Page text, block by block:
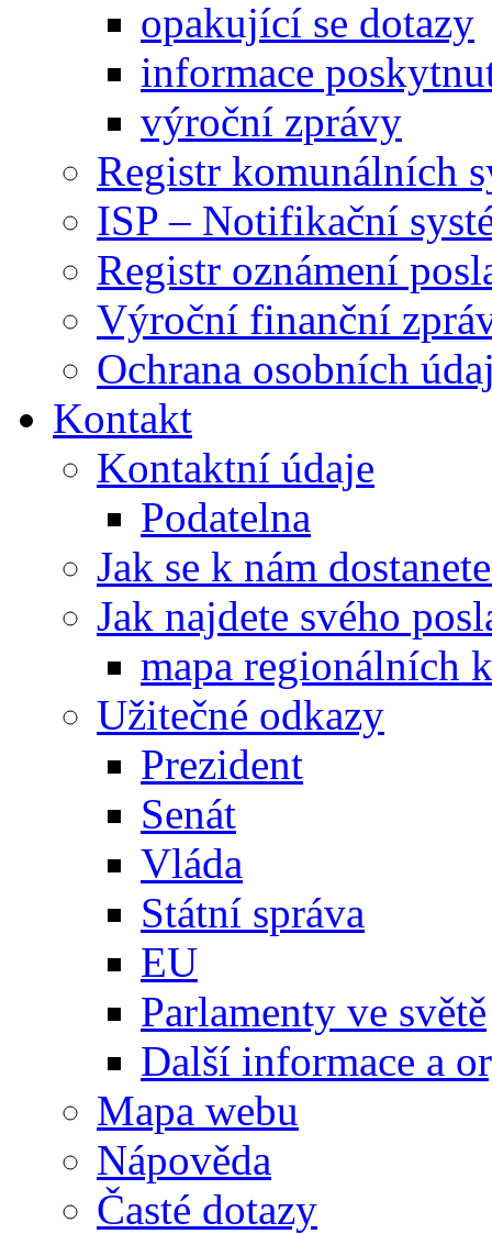
opakující se dotazy
informace
výroční zprávy
Registr komunálních
ISP – Notifikační
Registr oznámení
Výroční finanční
Ochrana osobních
Kontakt
Kontaktní údaje
Podatelna
Jak se k nám
Jak najdete svého
mapa regionálních
Užitečné odkazy
Prezident
Senát
Vláda
Státní správa
EU
Parlamenty ve světě
Další informace a
Mapa webu
Nápověda
Časté dotazy